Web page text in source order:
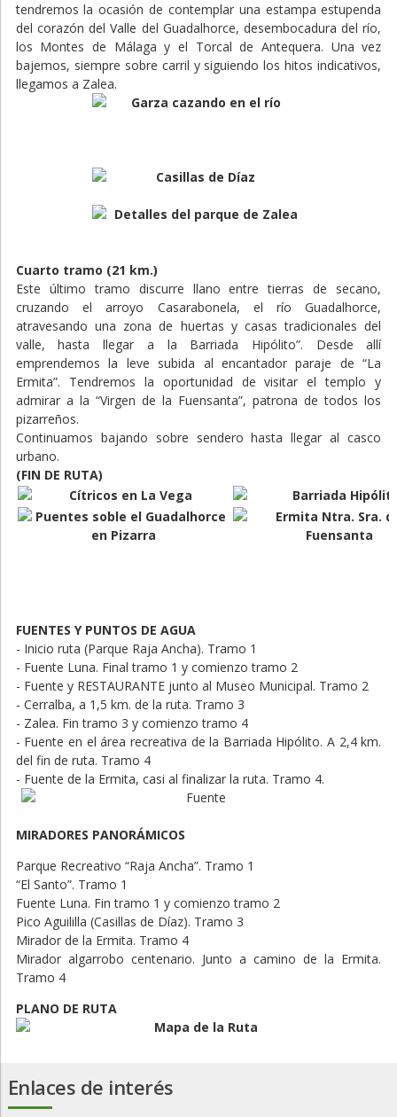
tendremos la ocasión de contemplar una estampa estupenda
del corazón del Valle del Guadalhorce, desembocadura del río,
los Montes de Málaga y el Torcal de Antequera. Una vez
bajemos, siempre sobre carril y siguiendo los hitos indicativos,
llegamos a Zalea.
Cuarto tramo (21 km.)
Este último tramo discurre llano entre tierras de secano,
cruzando el arroyo Casarabonela, el río Guadalhorce,
atravesando una zona de huertas y casas tradicionales del
valle, hasta llegar a la Barriada Hipólito”. Desde allí
emprendemos la leve subida al encantador paraje de “La
Ermita”. Tendremos la oportunidad de visitar el templo y
admirar a la “Virgen de la Fuensanta”, patrona de todos los
pizarreños.
Continuamos bajando sobre sendero hasta llegar al casco
urbano.
(FIN DE RUTA)
FUENTES Y PUNTOS DE AGUA
- Inicio ruta (Parque Raja Ancha). Tramo 1
- Fuente Luna. Final tramo 1 y comienzo tramo 2
- Fuente y RESTAURANTE junto al Museo Municipal. Tramo 2
- Cerralba, a 1,5 km. de la ruta. Tramo 3
- Zalea. Fin tramo 3 y comienzo tramo 4
- Fuente en el área recreativa de la Barriada Hipólito. A 2,4 km.
del fin de ruta. Tramo 4
- Fuente de la Ermita, casi al finalizar la ruta. Tramo 4.
MIRADORES PANORÁMICOS
Parque Recreativo “Raja Ancha”. Tramo 1
“El Santo”. Tramo 1
Fuente Luna. Fin tramo 1 y comienzo tramo 2
Pico Aguililla (Casillas de Díaz). Tramo 3
Mirador de la Ermita. Tramo 4
Mirador algarrobo centenario. Junto a camino de la Ermita.
Tramo 4
PLANO DE RUTA
Enlaces de interés